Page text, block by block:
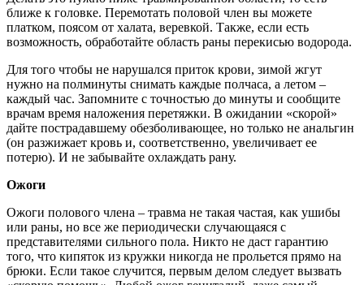
ближе к головке. Перемотать половой член вы можете
платком, поясом от халата, веревкой. Также, если есть
возможность, обработайте область раны перекисью водорода.
Для того чтобы не нарушался приток крови, зимой жгут
нужно на полминуты снимать каждые полчаса, а летом –
каждый час. Запомните с точностью до минуты и сообщите
врачам время наложения перетяжки. В ожидании «скорой»
дайте пострадавшему обезболивающее, но только не анальгин
(он разжижает кровь и, соответственно, увеличивает ее
потерю). И не забывайте охлаждать рану.
Ожоги
Ожоги полового члена – травма не такая частая, как ушибы
или раны, но все же периодически случающаяся с
представителями сильного пола. Никто не даст гарантию
того, что кипяток из кружки никогда не прольется прямо на
брюки. Если такое случится, первым делом следует вызвать